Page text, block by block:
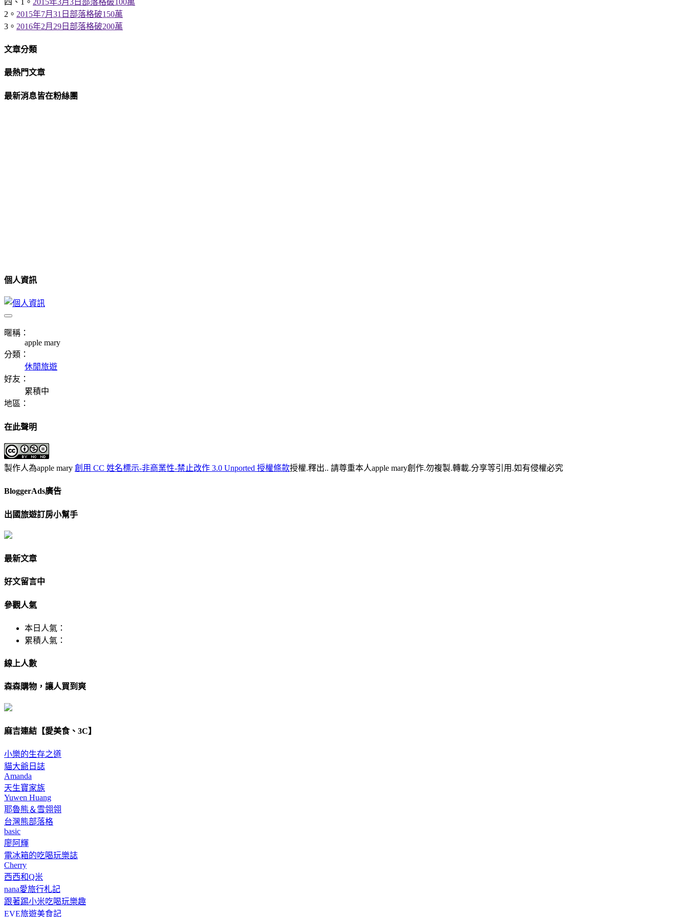
2。 2015年7月31日部落格破150萬
3。 2016年2月29日部落格破200萬
文章分類
最熱門文章
最新消息皆在粉絲團
個人資訊
暱稱：
apple mary
分類：
休閒旅遊
好友：
累積中
地區：
在此聲明
製作人為apple mary 創用 CC 姓名標示-非商業性-禁止改作 3.0 Unported 授權條款授權.釋出.. 請尊重本人apple mary創作.勿複製.轉載.分享等引用.如有侵權必究
BloggerAds廣告
出國旅遊訂房小幫手
最新文章
好文留言中
參觀人氣
本日人氣：
累積人氣：
線上人數
森森購物，讓人買到爽
麻吉連結【愛美食、3C】
小樂的生存之道
貓大爺日誌
Amanda
天生寶家族
Yuwen Huang
耶魯熊＆雪翎翎
台灣熊部落格
basic
廖阿輝
電冰箱的吃喝玩樂誌
Cherry
西西和Q米
nana愛旅行札記
跟著踢小米吃喝玩樂趣
EVE旅遊美食記